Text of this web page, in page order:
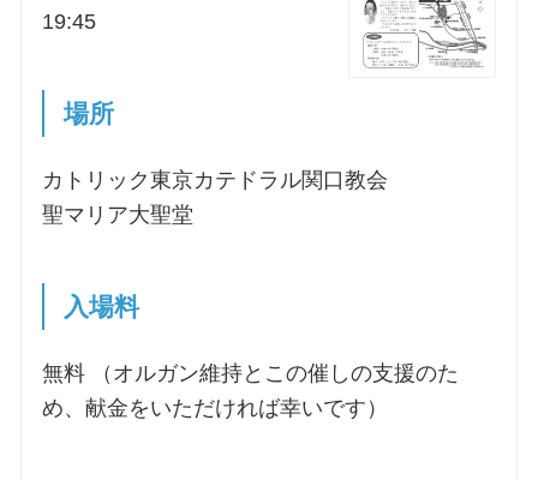
19:45
場所
カトリック東京カテドラル関口教会
聖マリア大聖堂
入場料
無料 （オルガン維持とこの催しの支援のた
め、献金をいただければ幸いです）